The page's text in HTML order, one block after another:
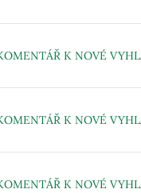
K NOVÉ
K NOVÉ
K NOVÉ